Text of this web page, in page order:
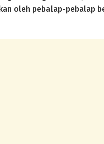
oleh pebalap-pebalap